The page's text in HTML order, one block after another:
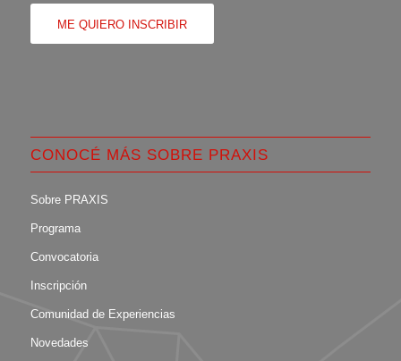
ME QUIERO INSCRIBIR
CONOCÉ MÁS SOBRE PRAXIS
Sobre PRAXIS
Programa
Convocatoria
Inscripción
Comunidad de Experiencias
Novedades